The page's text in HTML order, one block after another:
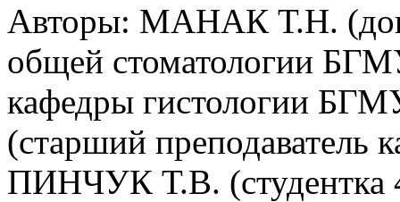
Авторы: МАНАК Т.Н.
общей стоматологии
кафедры гистологии
(старший
ПИНЧУК Т.В. (студентка